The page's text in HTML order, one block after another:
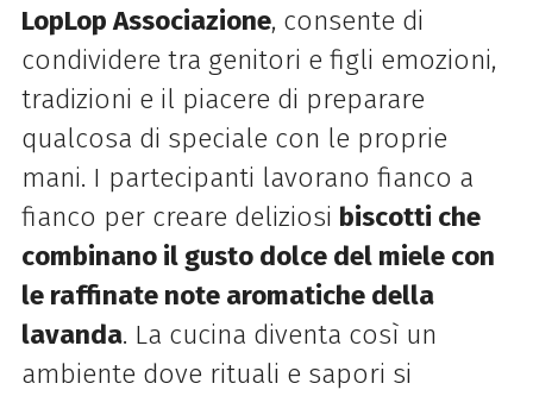
LopLop Associazione, consente di
condividere tra genitori e figli emozioni,
tradizioni e il piacere di preparare
qualcosa di speciale con le proprie
mani. I partecipanti lavorano fianco a
fianco per creare deliziosi biscotti che
combinano il gusto dolce del miele con
le raffinate note aromatiche della
lavanda. La cucina diventa così un
ambiente dove rituali e sapori si